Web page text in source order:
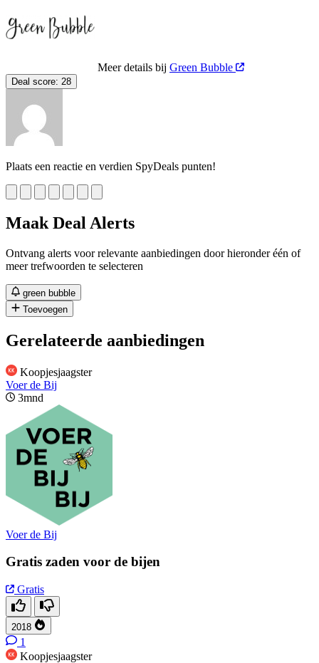
Meer details bij Green Bubble
Deal score: 28
Plaats een reactie en verdien SpyDeals punten!
Maak Deal Alerts
Ontvang alerts voor relevante aanbiedingen door hieronder één of
meer trefwoorden te selecteren
green bubble
Toevoegen
Gerelateerde aanbiedingen
Koopjesjaagster
Voer de Bij
3mnd
Voer de Bij
Gratis zaden voor de bijen
Gratis
2018
1
Koopjesjaagster